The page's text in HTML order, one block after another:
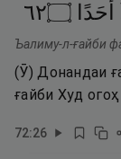
أَحَدًا ۝٢٦
Ъалиму-л-ғайби
(Ӯ) Донандаи
ғайби Худ
72:26